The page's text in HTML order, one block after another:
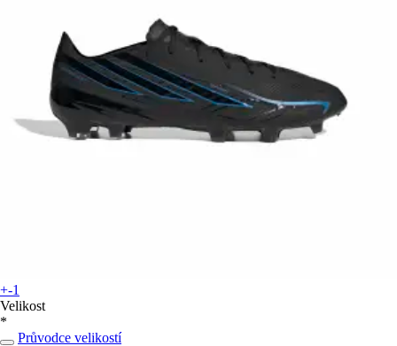
+-1
Velikost
*
Průvodce velikostí